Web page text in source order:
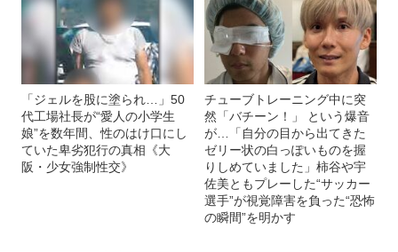
「ジェルを股に塗られ…」50
代工場社長が“愛人の小学生
娘”を数年間、性のはけ口にし
ていた卑劣犯行の真相《大
阪・少女強制性交》
チューブトレーニング中に突
然「バチーン！」 という爆音
が…「自分の目から出てきた
ゼリー状の白っぽいものを握
りしめていました」柿谷や宇
佐美ともプレーした“サッカー
選手”が視覚障害を負った“恐怖
の瞬間”を明かす